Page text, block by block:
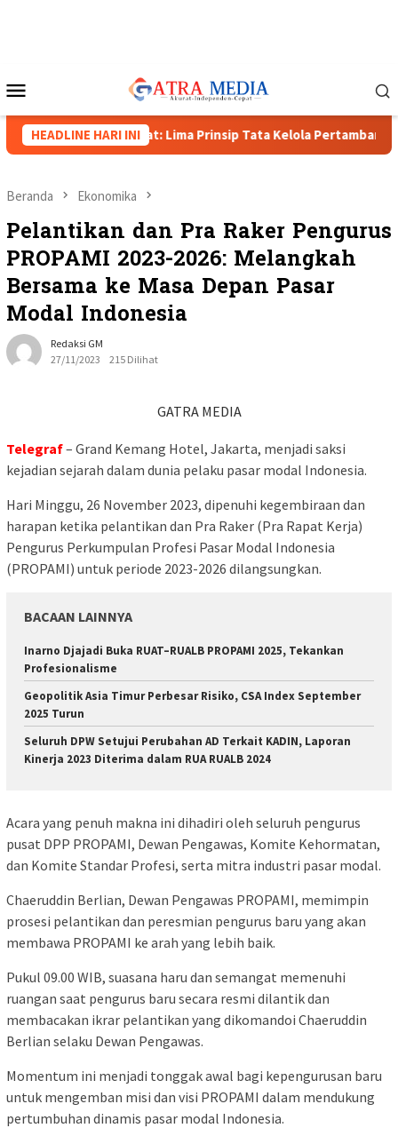
Mobile
HEADLINE HARI INI
Papua Barat: Lima Prinsip Tata Kelola Pertambangan
Beranda Ekonomika
Pelantikan dan Pra Raker Pengurus
PROPAMI 2023-2026: Melangkah
Bersama ke Masa Depan Pasar
Modal Indonesia
Redaksi GM
27/11/2023
215 Dilihat
GATRA MEDIA
Telegraf– Grand Kemang Hotel, Jakarta, menjadi saksi
kejadian sejarah dalam dunia pelaku pasar modal Indonesia.
Hari Minggu, 26 November 2023, dipenuhi kegembiraan dan
harapan ketika pelantikan dan Pra Raker (Pra Rapat Kerja)
Pengurus Perkumpulan Profesi Pasar Modal Indonesia
(PROPAMI) untuk periode 2023-2026 dilangsungkan.
BACAAN LAINNYA
Inarno Djajadi Buka RUAT–RUALB PROPAMI 2025, Tekankan
Profesionalisme
Geopolitik Asia Timur Perbesar Risiko, CSA Index September
2025 Turun
Seluruh DPW Setujui Perubahan AD Terkait KADIN, Laporan
Kinerja 2023 Diterima dalam RUA RUALB 2024
Acara yang penuh makna ini dihadiri oleh seluruh pengurus
pusat DPP PROPAMI, Dewan Pengawas, Komite Kehormatan,
dan Komite Standar Profesi, serta mitra industri pasar modal.
Chaeruddin Berlian, Dewan Pengawas PROPAMI, memimpin
prosesi pelantikan dan peresmian pengurus baru yang akan
membawa PROPAMI ke arah yang lebih baik.
Pukul 09.00 WIB, suasana haru dan semangat memenuhi
ruangan saat pengurus baru secara resmi dilantik dan
membacakan ikrar pelantikan yang dikomandoi Chaeruddin
Berlian selaku Dewan Pengawas.
Momentum ini menjadi tonggak awal bagi kepengurusan baru
untuk mengemban misi dan visi PROPAMI dalam mendukung
pertumbuhan dinamis pasar modal Indonesia.